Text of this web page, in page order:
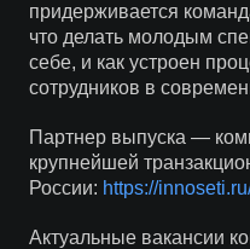
придерживается
что делать молодым
себе, и как устроен
сотрудников в
Партнер выпуска —
крупнейшей
России: https://
Актуальные вакансии